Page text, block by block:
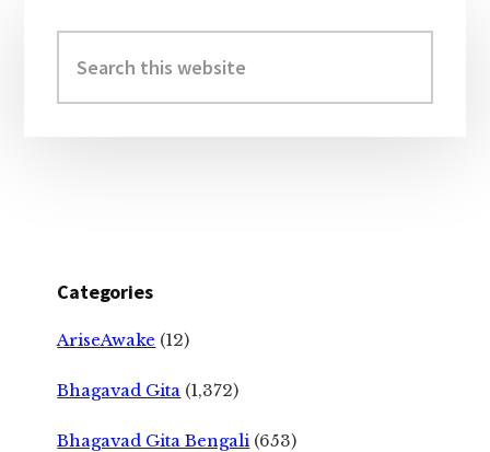
Sidebar
this
website
Categories
AriseAwake (12)
Bhagavad Gita (1,372)
Bhagavad Gita Bengali (653)